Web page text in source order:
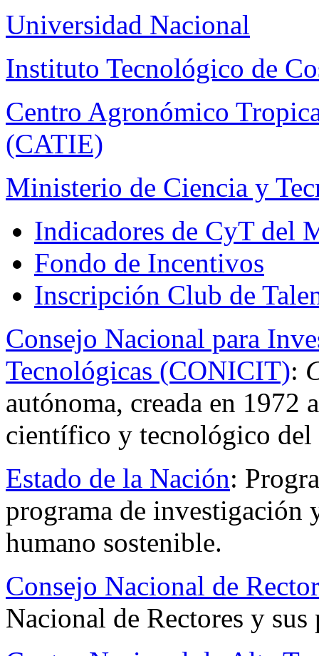
Universidad Nacional
Instituto Tecnológico de
Centro Agronómico
(CATIE)
Ministerio de Ciencia y
Indicadores de CyT del
Fondo de Incentivos
Inscripción Club de
Consejo Nacional para
Tecnológicas (CONICIT):
autónoma, creada en 1972
científico y tecnológico del
Estado de la Nación:
programa de investigación
humano sostenible.
Consejo Nacional de
Nacional de Rectores y sus